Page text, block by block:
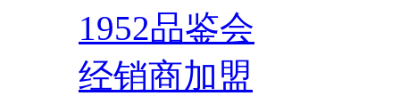
1952品鉴会
经销商加盟